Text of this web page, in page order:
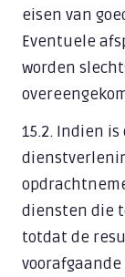
eisen van
Eventuele
worden
15.2. Indien
diensten die
totdat de